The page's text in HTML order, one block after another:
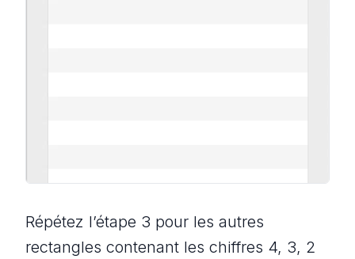
Répétez l’étape 3 pour les autres
rectangles contenant les chiffres 4, 3, 2